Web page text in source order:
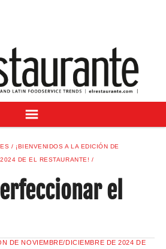
¡BIENVENIDOS A LA EDICIÓN DE
DE EL RESTAURANTE!
el
DE NOVIEMBRE/DICIEMBRE DE 2024 DE